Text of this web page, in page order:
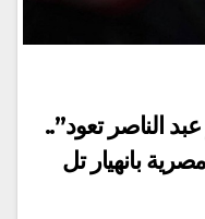
الناصر تعود”..
بانهيار تل